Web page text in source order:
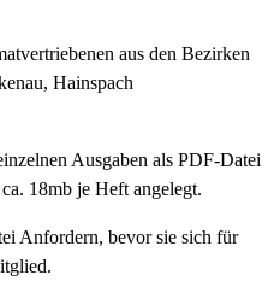
aus den Bezirken
Hainspach
Ausgaben als PDF-Datei
18mb je Heft angelegt.
Anfordern, bevor sie sich für